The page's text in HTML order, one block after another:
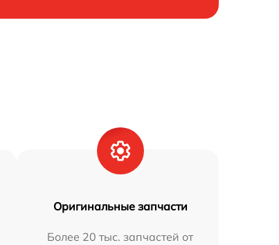
Оригинальные запчасти
Более 20 тыс. запчастей от